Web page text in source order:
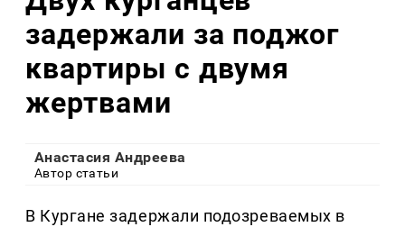
задержали за поджог
квартиры с двумя
жертвами
Анастасия Андреева
Автор статьи
В Кургане задержали подозреваемых в